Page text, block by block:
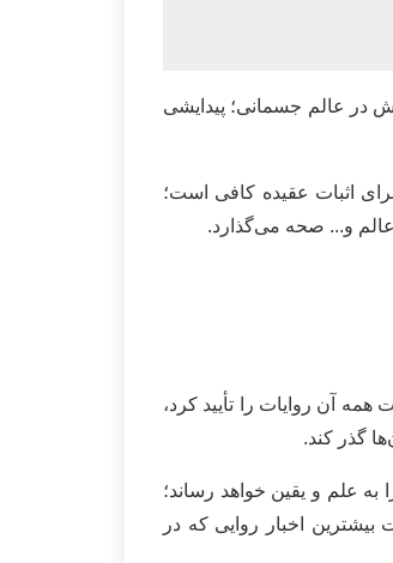
در عالم جسمانی؛ پیدایشی
اثبات عقیده کافی است؛
عالم و... صحه می‌گذارد.
آن روایات را تأیید کرد،
گذر کند.
علم و یقین خواهد رساند؛
اخبار روایی که در